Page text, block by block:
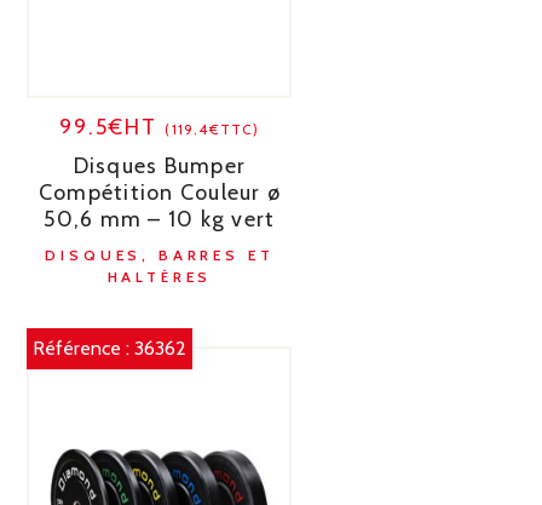
99.5€HT(119.4€TTC)
Disques Bumper
Compétition Couleur ø
50,6 mm – 10 kg vert
DISQUES, BARRES ET
HALTÈRES
Référence :36362